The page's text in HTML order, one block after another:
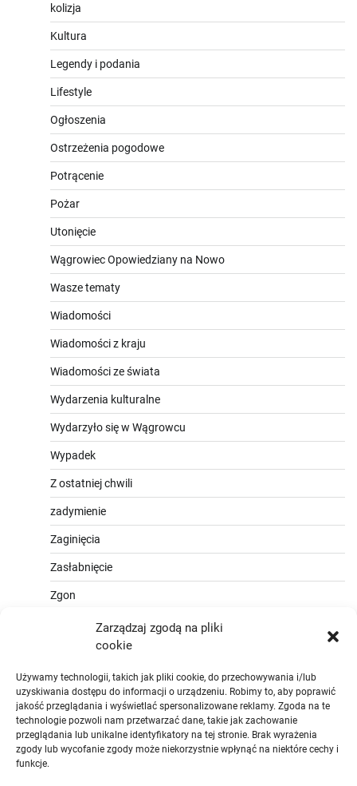
Zarządzaj zgodą na pliki
cookie
Używamy technologii, takich jak pliki cookie, do przechowywania i/lub
uzyskiwania dostępu do informacji o urządzeniu. Robimy to, aby poprawić
jakość przeglądania i wyświetlać spersonalizowane reklamy. Zgoda na te
technologie pozwoli nam przetwarzać dane, takie jak zachowanie
przeglądania lub unikalne identyfikatory na tej stronie. Brak wyrażenia
zgody lub wycofanie zgody może niekorzystnie wpłynąć na niektóre cechy i
funkcje.
kolizja
Kultura
Legendy i podania
Lifestyle
Ogłoszenia
Ostrzeżenia pogodowe
Potrącenie
Pożar
Utonięcie
Wągrowiec Opowiedziany na Nowo
Wasze tematy
Wiadomości
Wiadomości z kraju
Wiadomości ze świata
Wydarzenia kulturalne
Wydarzyło się w Wągrowcu
Wypadek
Z ostatniej chwili
zadymienie
Zaginięcia
Zasłabnięcie
Zgon